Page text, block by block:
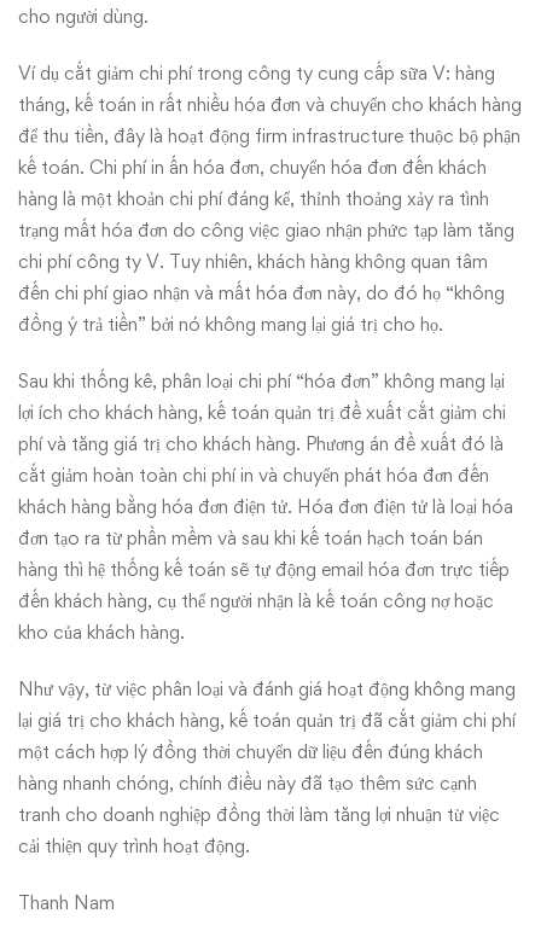
cho người dùng.
Ví dụ cắt giảm chi phí trong công ty cung cấp sữa V: hàng
tháng, kế toán in rất nhiều hóa đơn và chuyển cho khách hàng
để thu tiền, đây là hoạt động firm infrastructure thuộc bộ phận
kế toán. Chi phí in ấn hóa đơn, chuyển hóa đơn đến khách
hàng là một khoản chi phí đáng kể, thỉnh thoảng xảy ra tình
trạng mất hóa đơn do công việc giao nhận phức tạp làm tăng
chi phí công ty V. Tuy nhiên, khách hàng không quan tâm
đến chi phí giao nhận và mất hóa đơn này, do đó họ “không
đồng ý trả tiền” bởi nó không mang lại giá trị cho họ.
Sau khi thống kê, phân loại chi phí “hóa đơn” không mang lại
lợi ích cho khách hàng, kế toán quản trị đề xuất cắt giảm chi
phí và tăng giá trị cho khách hàng. Phương án đề xuất đó là
cắt giảm hoàn toàn chi phí in và chuyển phát hóa đơn đến
khách hàng bằng hóa đơn điện tử. Hóa đơn điện tử là loại hóa
đơn tạo ra từ phần mềm và sau khi kế toán hạch toán bán
hàng thì hệ thống kế toán sẽ tự động email hóa đơn trực tiếp
đến khách hàng, cụ thể người nhận là kế toán công nợ hoặc
kho của khách hàng.
Như vậy, từ việc phân loại và đánh giá hoạt động không mang
lại giá trị cho khách hàng, kế toán quản trị đã cắt giảm chi phí
một cách hợp lý đồng thời chuyển dữ liệu đến đúng khách
hàng nhanh chóng, chính điều này đã tạo thêm sức cạnh
tranh cho doanh nghiệp đồng thời làm tăng lợi nhuận từ việc
cải thiện quy trình hoạt động.
Thanh Nam